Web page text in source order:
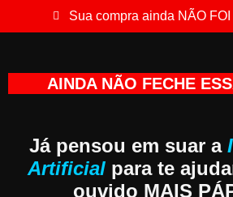
para
conteúdo
Sua compra ainda NÃO
AINDA NÃO FECHE
Já pensou em suar a
Artificial para te
ouvido MAIS